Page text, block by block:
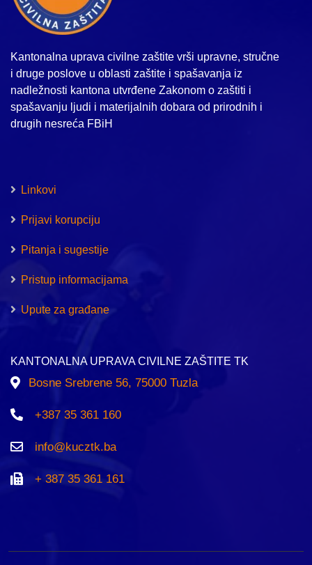
Kantonalna uprava civilne zaštite vrši upravne, stručne
i druge poslove u oblasti zaštite i spašavanja iz
nadležnosti kantona utvrđene Zakonom o zaštiti i
spašavanju ljudi i materijalnih dobara od prirodnih i
drugih nesreća FBiH
Linkovi
Prijavi korupciju
Pitanja i sugestije
Pristup informacijama
Upute za građane
KANTONALNA UPRAVA CIVILNE ZAŠTITE TK
Bosne Srebrene 56, 75000 Tuzla
+387 35 361 160
info@kucztk.ba
+ 387 35 361 161